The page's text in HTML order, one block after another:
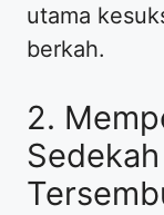
utama
berkah.
2.